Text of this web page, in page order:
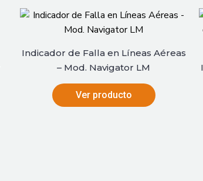
Indicador de Falla en Líneas Aéreas
– Mod. Navigator LM
Ver producto